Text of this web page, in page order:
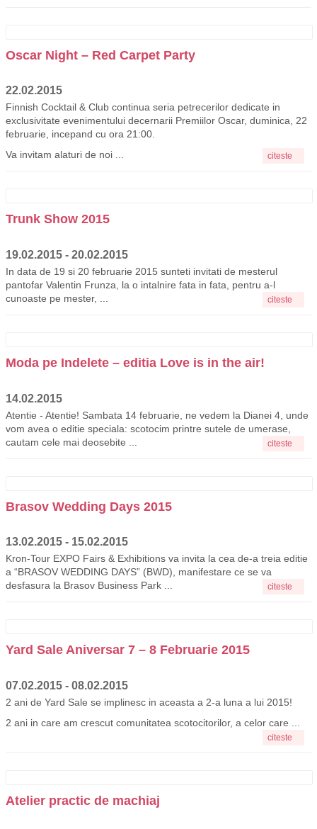
Oscar Night – Red Carpet Party
22.02.2015
Finnish Cocktail & Club continua seria petrecerilor dedicate in
exclusivitate evenimentului decernarii Premiilor Oscar, duminica, 22
februarie, incepand cu ora 21:00.
Va invitam alaturi de noi ...
citeste
Trunk Show 2015
19.02.2015 - 20.02.2015
In data de 19 si 20 februarie 2015 sunteti invitati de mesterul
pantofar Valentin Frunza, la o intalnire fata in fata, pentru a-l
cunoaste pe mester, ...
citeste
Moda pe Indelete – editia Love is in the air!
14.02.2015
Atentie - Atentie! Sambata 14 februarie, ne vedem la Dianei 4, unde
vom avea o editie speciala: scotocim printre sutele de umerase,
cautam cele mai deosebite ...
citeste
Brasov Wedding Days 2015
13.02.2015 - 15.02.2015
Kron-Tour EXPO Fairs & Exhibitions va invita la cea de-a treia editie
a “BRASOV WEDDING DAYS” (BWD), manifestare ce se va
desfasura la Brasov Business Park ...
citeste
Yard Sale Aniversar 7 – 8 Februarie 2015
07.02.2015 - 08.02.2015
2 ani de Yard Sale se implinesc in aceasta a 2-a luna a lui 2015!
2 ani in care am crescut comunitatea scotocitorilor, a celor care ...
citeste
Atelier practic de machiaj